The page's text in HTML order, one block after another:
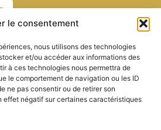
le consentement
nous utilisons des technologies
et/ou accéder aux informations des
à ces technologies nous permettra de
le comportement de navigation ou les ID
ne pas consentir ou de retirer son
effet négatif sur certaines caractéristiques
Rien de plus.
en faire la demande :